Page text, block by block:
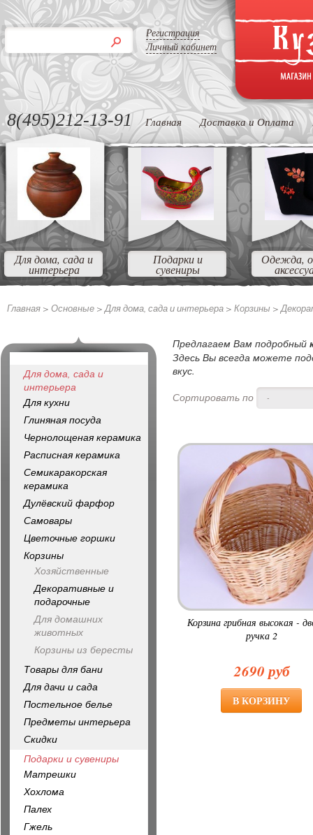
Регистрация
Личный кабинет
8(495)212-13-91 Главная Доставка и Оплата
Для дома, сада и
интерьера
Подарки и
сувениры
Одежда,
Главная > Основные >Для дома, сада и интерьера > Корзины >
Предлагаем Вам подробный
Здесь Вы всегда можете
вкус.
Сортировать по
-
Корзина грибная высокая -
ручка 2
2690 руб
Для дома, сада и
интерьера
Для кухни
Глиняная посуда
Чернолощеная керамика
Расписная керамика
Семикаракорская
керамика
Дулёвский фарфор
Самовары
Цветочные горшки
Корзины
Хозяйственные
Декоративные и
подарочные
Для домашних
животных
Корзины из бересты
Товары для бани
Для дачи и сада
Постельное белье
Предметы интерьера
Скидки
Подарки и сувениры
Матрешки
Хохлома
Палех
Гжель